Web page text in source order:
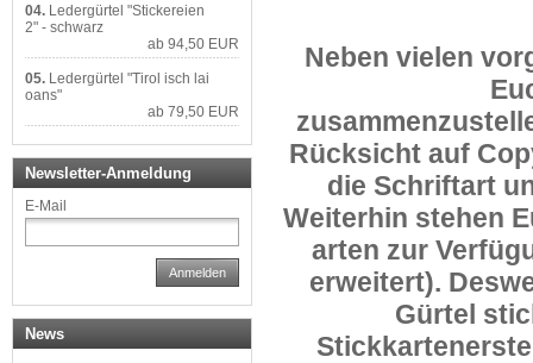
Neben vielen
Rücksicht auf
die Schriftart
Weiterhin stehen
arten zur
erweitert).
Gürtel
04. Ledergürtel "Stickereien
2" - schwarz
ab 94,50 EUR
05. Ledergürtel "Tirol isch lai
oans"
ab 79,50 EUR
Newsletter-Anmeldung
E-Mail
Anmelden
News